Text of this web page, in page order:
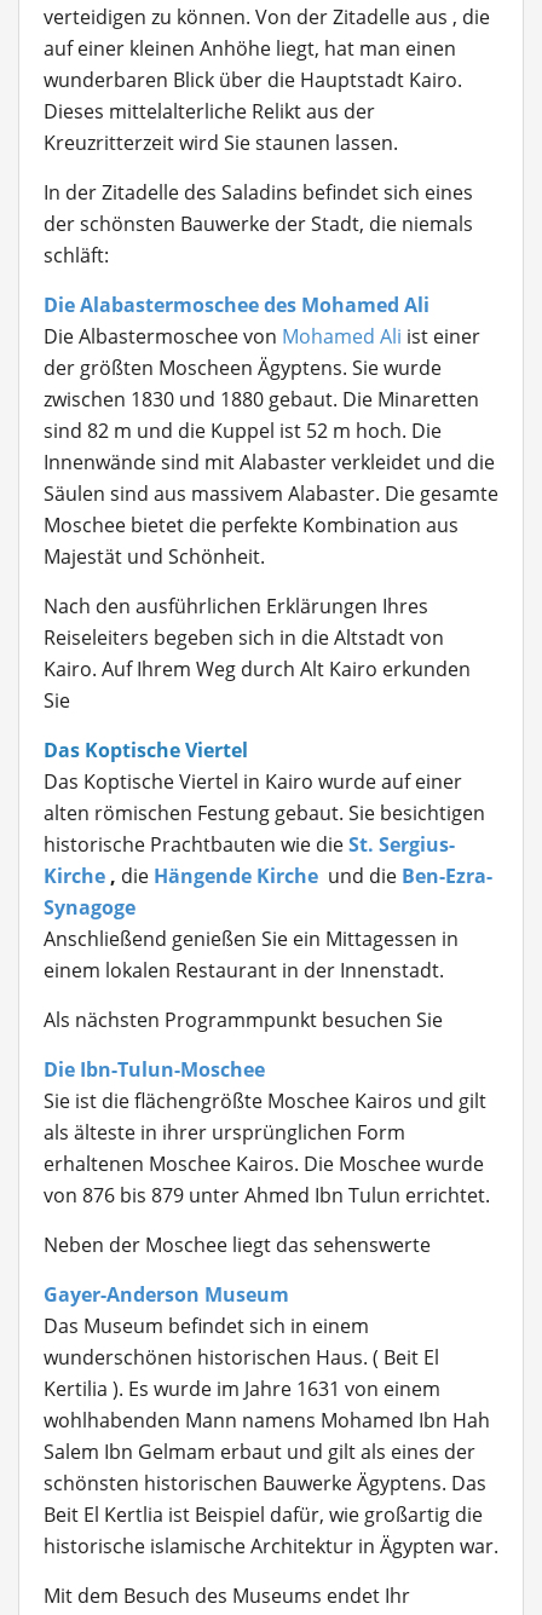
verteidigen zu können. Von der Zitadelle aus , die
auf einer kleinen Anhöhe liegt, hat man einen
wunderbaren Blick über die Hauptstadt Kairo.
Dieses mittelalterliche Relikt aus der
Kreuzritterzeit wird Sie staunen lassen.
In der Zitadelle des Saladins befindet sich eines
der schönsten Bauwerke der Stadt, die niemals
schläft:
Die Alabastermoschee des Mohamed Ali
Die Albastermoschee von Mohamed Ali ist einer
der größten Moscheen Ägyptens. Sie wurde
zwischen 1830 und 1880 gebaut. Die Minaretten
sind 82 m und die Kuppel ist 52 m hoch. Die
Innenwände sind mit Alabaster verkleidet und die
Säulen sind aus massivem Alabaster. Die gesamte
Moschee bietet die perfekte Kombination aus
Majestät und Schönheit.
Nach den ausführlichen Erklärungen Ihres
Reiseleiters begeben sich in die Altstadt von
Kairo. Auf Ihrem Weg durch Alt Kairo erkunden
Sie
Das Koptische Viertel
Das Koptische Viertel in Kairo wurde auf einer
alten römischen Festung gebaut. Sie besichtigen
historische Prachtbauten wie dieSt. Sergius-
Kirche , die Hängende Kirche und die Ben-Ezra-
Synagoge
Anschließend genießen Sie ein Mittagessen in
einem lokalen Restaurant in der Innenstadt.
Als nächsten Programmpunkt besuchen Sie
Die Ibn-Tulun-Moschee
Sie ist die flächengrößte Moschee Kairos und gilt
als älteste in ihrer ursprünglichen Form
erhaltenen Moschee Kairos. Die Moschee wurde
von 876 bis 879 unter Ahmed Ibn Tulun errichtet.
Neben der Moschee liegt das sehenswerte
Gayer-Anderson Museum
Das Museum befindet sich in einem
wunderschönen historischen Haus. ( Beit El
Kertilia ). Es wurde im Jahre 1631 von einem
wohlhabenden Mann namens Mohamed Ibn Hah
Salem Ibn Gelmam erbaut und gilt als eines der
schönsten historischen Bauwerke Ägyptens. Das
Beit El Kertlia ist Beispiel dafür, wie großartig die
historische islamische Architektur in Ägypten war.
Mit dem Besuch des Museums endet Ihr